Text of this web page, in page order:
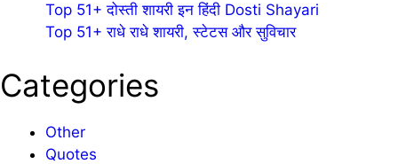
Top 51+ दोस्ती शायरी इन हिंदी Dosti Shayari
Top 51+ राधे राधे शायरी, स्टेटस और सुविचार
Categories
Other
Quotes